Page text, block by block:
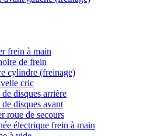
frein à main
de frein
cylindre (freinage)
cric
de disques arrière
de disques avant
roue de secours
électrique frein à main